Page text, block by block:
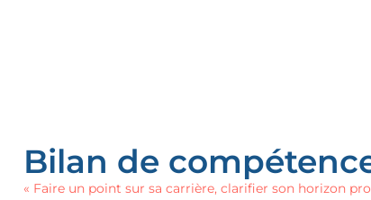
Bilan de
« Faire un point sur sa carrière, clarifier son horizon